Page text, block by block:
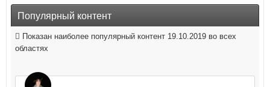
Популярный контент
Показан наиболее популярный контент 19.10.2019 во всех
областях